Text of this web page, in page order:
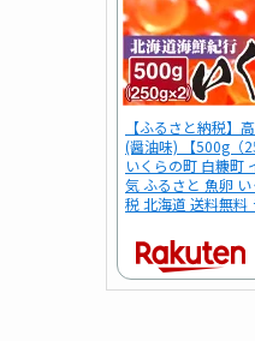
【ふるさと納税】
(醤油味) 【500g（
いくらの町 白糠町
気 ふるさと 魚卵
税 北海道 送料無料